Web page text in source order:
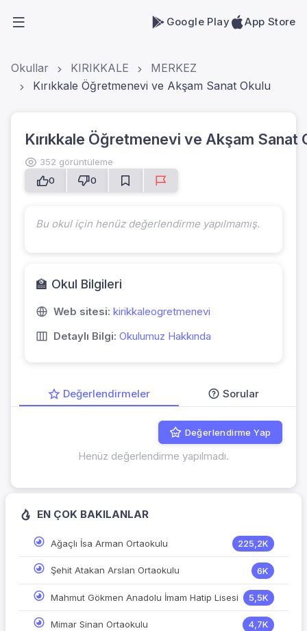
Google Play App Store
Okullar KIRIKKALE
MERKEZ
Kırıkkale Öğretmenevi ve Akşam Sanat Okulu
Kırıkkale Öğretmenevi ve Akşam Sanat
352 görüntüleme
0
0
Bu okul için henüz değerlendirme yapılmamış.
🏫 Okul Bilgileri
Web sitesi: kirikkaleogretmenevi
Detaylı Bilgi: Okulumuz Hakkında
Değerlendirmeler Sorular
Değerlendirme Yap
Henüz değerlendirme yapılmadı.
EN ÇOK BAKILANLAR
Ağaçlı İsa Arman Ortaokulu 225,2K
Şehit Atakan Arslan Ortaokulu 6K
Mahmut Gökmen Anadolu İmam Hatip Lisesi 5,5K
Mimar Sinan Ortaokulu 4,7K